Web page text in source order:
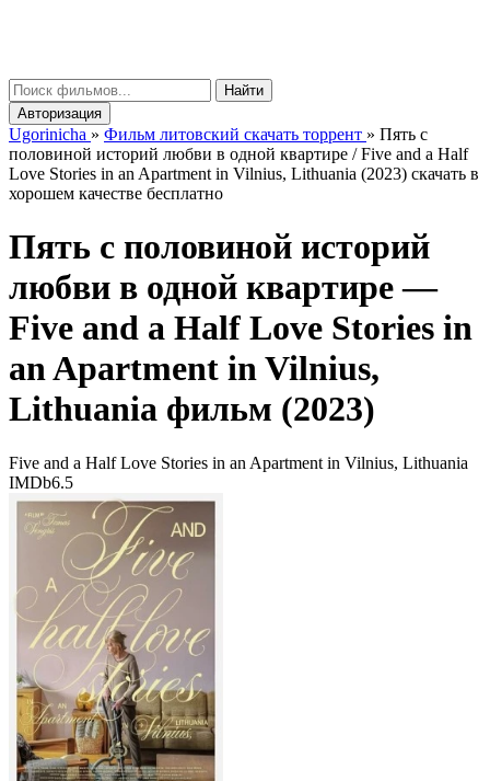
Найти
Авторизация
Ugorinicha » Фильм литовский скачать торрент » Пять с
половиной историй любви в одной квартире / Five and a Half
Love Stories in an Apartment in Vilnius, Lithuania (2023) скачать в
хорошем качестве бесплатно
Пять с половиной историй
любви в одной квартире —
Five and a Half Love Stories in
an Apartment in Vilnius,
Lithuania фильм (2023)
Five and a Half Love Stories in an Apartment in Vilnius, Lithuania
IMDb6.5